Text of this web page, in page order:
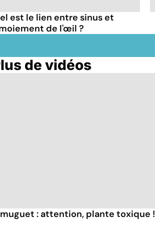
est le lien entre sinus et
de l'œil ?
de vidéos
: attention, plante toxique !